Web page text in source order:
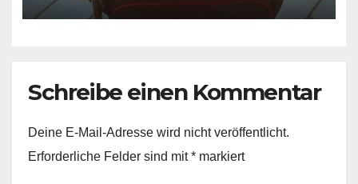
Schreibe einen Kommentar
Deine E-Mail-Adresse wird nicht veröffentlicht.
Erforderliche Felder sind mit* markiert